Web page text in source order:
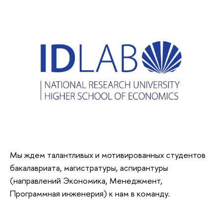
Мы ждем талантливых и мотивированных студентов
бакалавриата, магистратуры, аспирантуры
(направлений Экономика, Менеджмент,
Программная инженерия) к нам в команду.